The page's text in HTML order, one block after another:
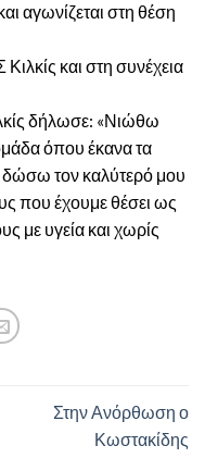
αγωνίζεται στη θέση
και στη συνέχεια
δήλωσε: «Νιώθω
όπου έκανα τα
τον καλύτερό μου
που έχουμε θέσει ως
με υγεία και χωρίς
Στην Ανόρθωση ο
Κωστακίδης